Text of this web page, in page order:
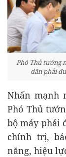
Phó Thủ tướng
dân phải
Nhấn mạnh
Phó Thủ
bộ máy phải
chính trị,
năng, hiệu